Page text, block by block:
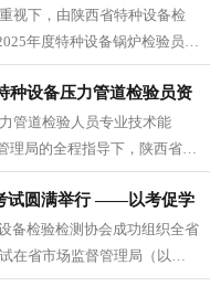
视下，由陕西省特种设备检
年度特种设备锅炉检验员资
1...
种设备压力管道检验员资
管道检验人员专业技术能
理局的全程指导下，陕西省特
设备压力管道检验员资格考
试圆满举行 ——以考促学
备检验检测协会成功组织全省
在省市场监督管理局（以下
旨在进一步提升全省...